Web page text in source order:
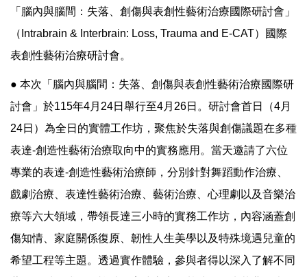
「腦內與腦間：失落、創傷與表創性藝術治療國際研討會」
（Intrabrain & Interbrain: Loss, Trauma and E-CAT）國際
表創性藝術治療研討會。
● 本次「腦內與腦間：失落、創傷與表創性藝術治療國際研
討會」於115年4月24日舉行至4月26日。研討會首日（4月
24日）為全日的實體工作坊，聚焦於失落與創傷議題在多種
表達-創造性藝術治療取向中的實務應用。當天邀請了六位
專業的表達-創造性藝術治療師，分別針對舞蹈動作治療、
戲劇治療、表達性藝術治療、藝術治療、心理劇以及音樂治
療等六大領域，帶領長達三小時的實務工作坊，內容涵蓋創
傷知情、家庭關係復原、韌性人生美學以及特殊境遇兒童的
希望工程等主題。透過實作體驗，參與者得以深入了解不同